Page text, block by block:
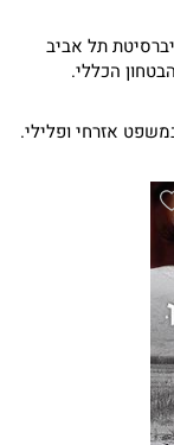
תל אביב
הכללי.
אזרחי ופלילי.